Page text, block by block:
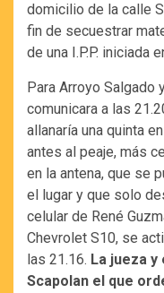
domicilio de la calle
fin de secuestrar
de una I.P.P. iniciada
Para Arroyo Salgado
comunicara a las
allanaría una quinta
antes al peaje, más
en la antena, que se
el lugar y que solo
celular de René
Chevrolet S10, se
las 21.16. La jueza
Scapolan el que